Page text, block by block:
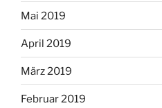
Mai 2019
April 2019
März 2019
Februar 2019